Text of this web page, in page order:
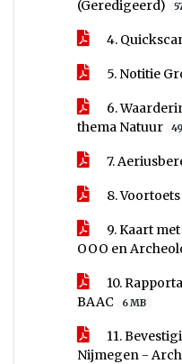
(Geredigeerd)
4.
5. Notitie
6.
thema Natuur
7.
8.
9. Kaart
OOO en
10.
BAAC
6 MB
11.
Nijmegen -